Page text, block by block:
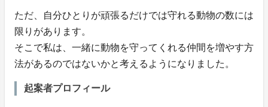
ただ、自分ひとりが頑張るだけでは守れる動物の数には
限りがあります。
そこで私は、一緒に動物を守ってくれる仲間を増やす方
法があるのではないかと考えるようになりました。
起案者プロフィール